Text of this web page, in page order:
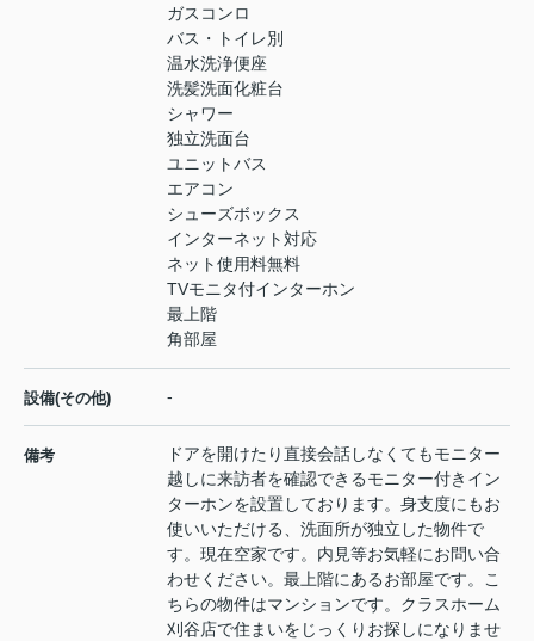
ガスコンロ
バス・トイレ別
温水洗浄便座
洗髪洗面化粧台
シャワー
独立洗面台
ユニットバス
エアコン
シューズボックス
インターネット対応
ネット使用料無料
TVモニタ付インターホン
最上階
角部屋
設備(その他) -
備考
ドアを開けたり直接会話しなくてもモニター
越しに来訪者を確認できるモニター付きイン
ターホンを設置しております。身支度にもお
使いいただける、洗面所が独立した物件で
す。現在空家です。内見等お気軽にお問い合
わせください。最上階にあるお部屋です。こ
ちらの物件はマンションです。クラスホーム
刈谷店で住まいをじっくりお探しになりませ